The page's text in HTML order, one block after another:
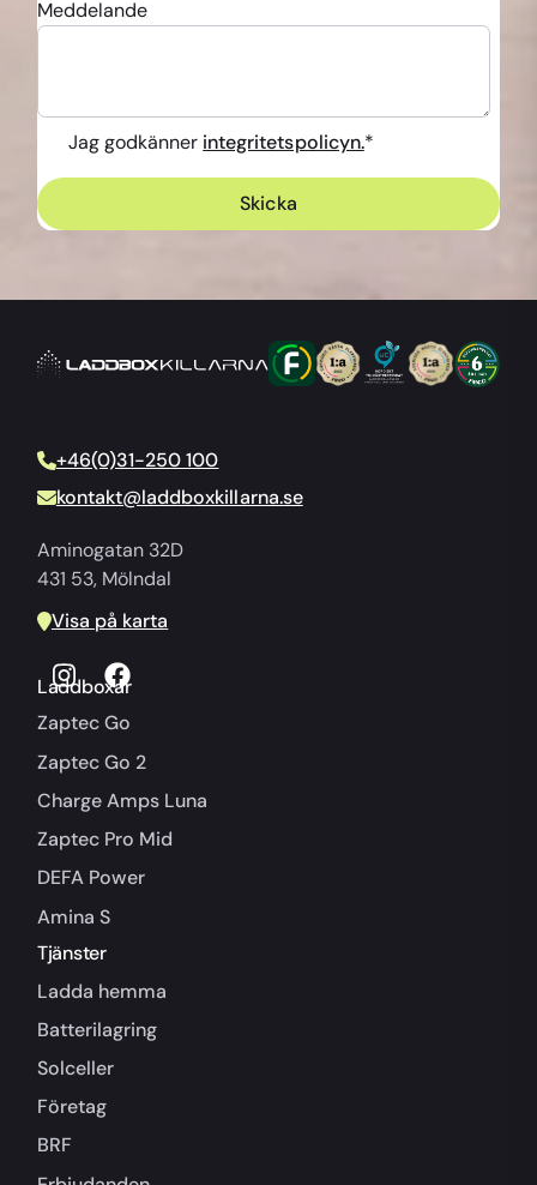
Meddelande
Jag godkänner integritetspolicyn.*
+46(0)31-250 100
kontakt@laddboxkillarna.se
Aminogatan 32D
431 53, Mölndal
Visa på karta
Laddboxar
Zaptec Go
Zaptec Go 2
Charge Amps Luna
Zaptec Pro Mid
DEFA Power
Amina S
Tjänster
Ladda hemma
Batterilagring
Solceller
Företag
BRF